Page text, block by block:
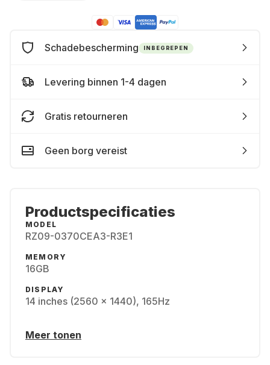
Schadebescherming INBEGREPEN
Levering binnen 1-4 dagen
Gratis retourneren
Geen borg vereist
Productspecificaties
MODEL
RZ09-0370CEA3-R3E1
MEMORY
16GB
DISPLAY
14 inches (2560 x 1440), 165Hz
Meer tonen